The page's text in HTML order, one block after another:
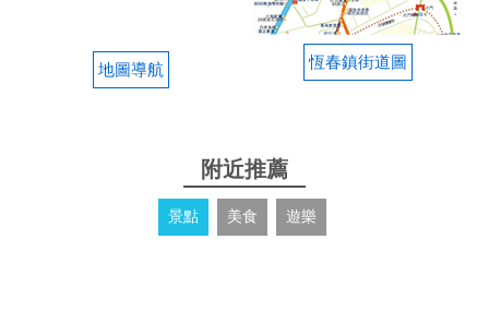
地圖導航 恆春鎮街道圖
附近推薦
景點 美食 遊樂